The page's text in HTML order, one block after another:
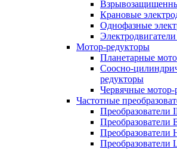
Крановые
Однофазные
Мотор-редукторы
Планетарные
Соосно-
редукторы
Червячные мотор-
Частотные
Преобразователи
Преобразователи
Преобразователи